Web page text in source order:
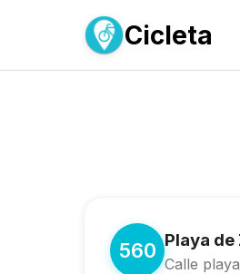
Cicleta
560 Playa de
Calle